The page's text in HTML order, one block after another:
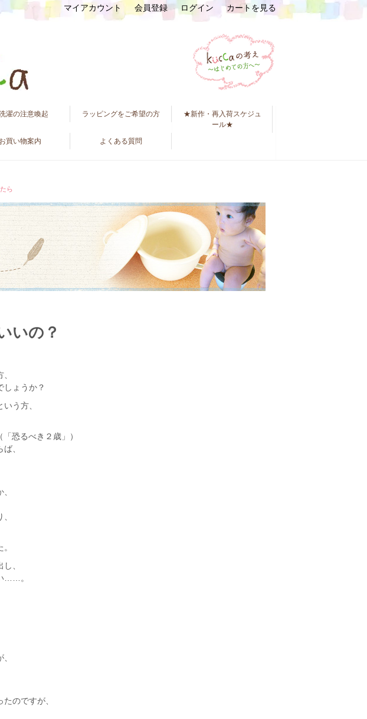
マイアカウント 会員登録 ログイン カートを見る
濯の注意喚起 ラッピングをご希望の方
★新作・再入荷スケジュ
ール★
お買い物案内 よくある質問
ら
いの？
しょうか？
う方、
恐るべき２歳」）
、
、
……。
のですが、